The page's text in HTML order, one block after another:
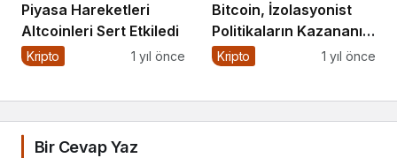
Piyasa Hareketleri
Altcoinleri Sert Etkiledi
Kripto 1 yıl önce
Bitcoin, İzolasyonist
Politikaların Kazananı
Olabilir
Kripto 1 yıl önce
Bir Cevap Yaz